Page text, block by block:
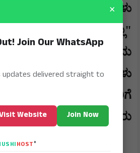
ಸಾವಿರಾರು ಕುಟುಂಬಗಳು
"ಅಲ್ಲಿ
ರೈತರೇ ಇಲ್ಲ"
ಹೇಳಿಕೆ ನೀಡುವುದು
ಹಾಗೂ ಹಗಲಿರುಳು
ಉತ್ಪಾದಿಸುವ ಮಹಿಳೆಯರಿಗೆ
ಎಂದು ಕೇಂದ್ರ ಸಚಿವರು
×
Join Our WhatsApp
delivered straight to
Website Join Now
HOST®